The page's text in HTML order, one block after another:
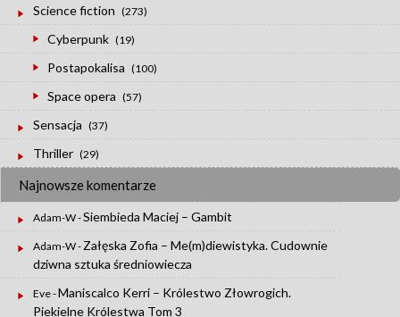
Science fiction (273)
Cyberpunk (19)
Postapokalisa (100)
Space opera (57)
Sensacja (37)
Thriller (29)
Najnowsze komentarze
Adam-W-Siembieda Maciej – Gambit
Adam-W- Załęska Zofia – Me(m)diewistyka. Cudownie
dziwna sztuka średniowiecza
Eve-Maniscalco Kerri – Królestwo Złowrogich.
Piekielne Królestwa Tom 3